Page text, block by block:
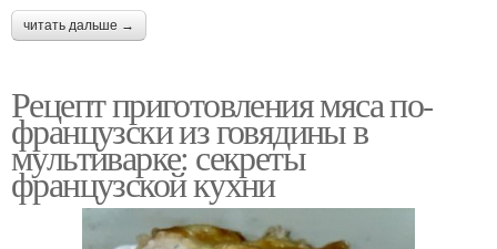
читать дальше →
Рецепт приготовления мяса по-
французски из говядины в
мультиварке: секреты
французской кухни